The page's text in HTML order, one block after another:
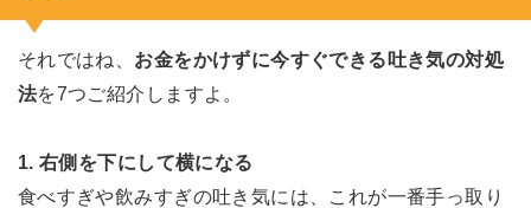
それではね、 お金をかけずに今すぐできる吐き気の対処
法を7つご紹介しますよ。
1. 右側を下にして横になる
食べすぎや飲みすぎの吐き気には、これが一番手っ取り